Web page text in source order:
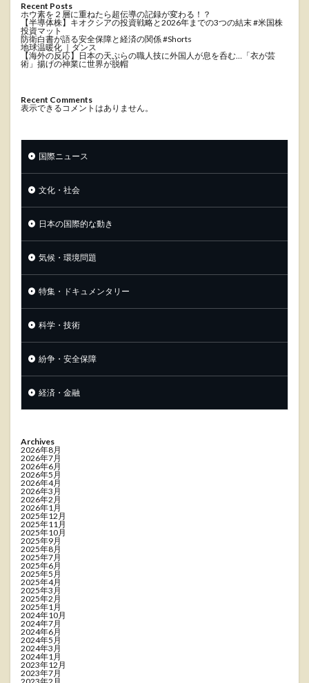
Recent Posts
ホウ素を２層に重ねたら超伝導の記録が変わる！？
【半導体株】キオクシアの投資戦略と2026年までの3つの結末 #米国株
投資マット
防衛白書が語る安全保障と経済の関係 #Shorts
地球温暖化 ｜ダンス
【海外の反応】日本の天ぷらの職人技に外国人が息を呑む…「衣が芸
術」揚げの神業に世界が脱帽
Recent Comments
表示できるコメントはありません。
国際ニュース
文化・社会
日本の国際的な動き
気候・環境問題
特集・ドキュメンタリー
科学・技術
紛争・安全保障
経済・金融
Archives
2026年8月
2026年7月
2026年6月
2026年5月
2026年4月
2026年3月
2026年2月
2026年1月
2025年12月
2025年11月
2025年10月
2025年9月
2025年8月
2025年7月
2025年6月
2025年5月
2025年4月
2025年3月
2025年2月
2025年1月
2024年10月
2024年7月
2024年6月
2024年5月
2024年3月
2024年1月
2023年12月
2023年7月